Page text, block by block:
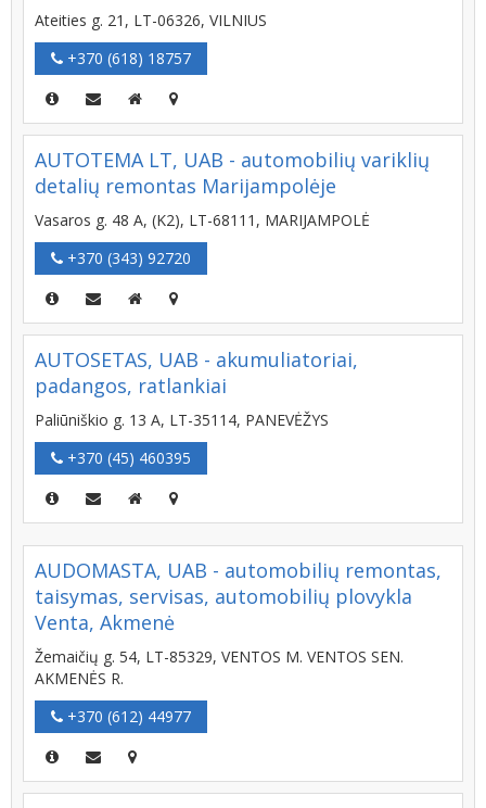
Ateities g. 21, LT-06326, VILNIUS
+370 (618) 18757
AUTOTEMA LT, UAB - automobilių variklių
detalių remontas Marijampolėje
Vasaros g. 48 A, (K2), LT-68111, MARIJAMPOLĖ
+370 (343) 92720
AUTOSETAS, UAB - akumuliatoriai,
padangos, ratlankiai
Paliūniškio g. 13 A, LT-35114, PANEVĖŽYS
+370 (45) 460395
AUDOMASTA, UAB - automobilių remontas,
taisymas, servisas, automobilių plovykla
Venta, Akmenė
Žemaičių g. 54, LT-85329, VENTOS M. VENTOS SEN.
AKMENĖS R.
+370 (612) 44977